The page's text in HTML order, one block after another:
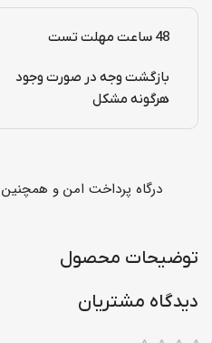
48 ساعت مهلت تست
بازگشت وجه در صورت وجود
هرگونه مشکل
درگاه پرداخت امن و
توضیحات محصول
دیدگاه مشتریان